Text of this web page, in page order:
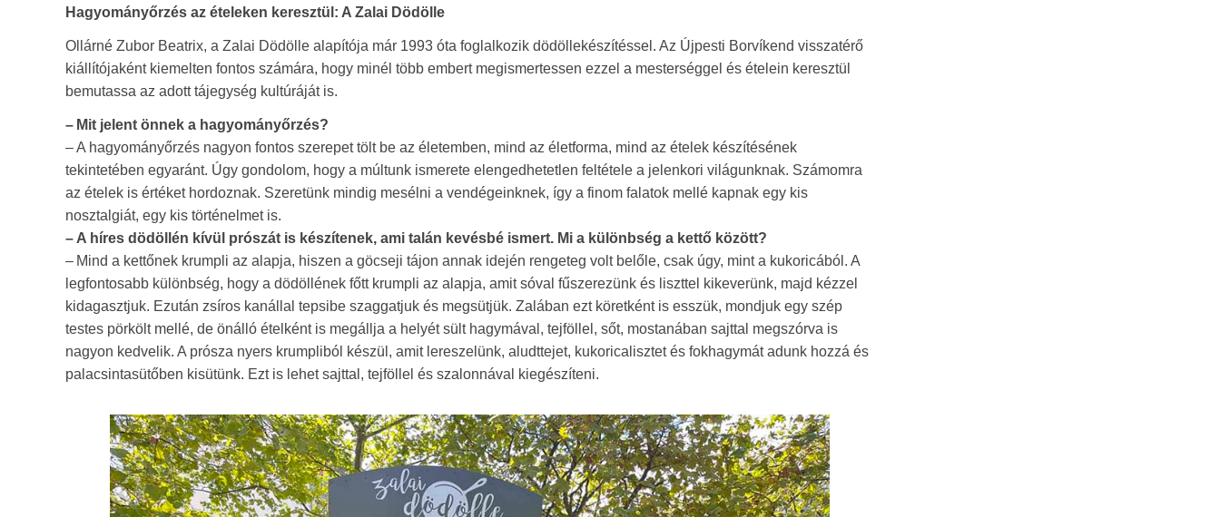
Hagyományőrzés az ételeken keresztül: A Zalai Dödölle
Ollárné Zubor Beatrix, a Zalai Dödölle alapítója már 1993 óta foglalkozik dödöllekészítéssel. Az Újpesti Borvíkend visszatérő
kiállítójaként kiemelten fontos számára, hogy minél több embert megismertessen ezzel a mesterséggel és ételein keresztül
bemutassa az adott tájegység kultúráját is.
– Mit jelent önnek a hagyományőrzés?
– A hagyományőrzés nagyon fontos szerepet tölt be az életemben, mind az életforma, mind az ételek készítésének
tekintetében egyaránt. Úgy gondolom, hogy a múltunk ismerete elengedhetetlen feltétele a jelenkori világunknak. Számomra
az ételek is értéket hordoznak. Szeretünk mindig mesélni a vendégeinknek, így a finom falatok mellé kapnak egy kis
nosztalgiát, egy kis történelmet is.
– A híres dödöllén kívül prószát is készítenek, ami talán kevésbé ismert. Mi a különbség a kettő között?
– Mind a kettőnek krumpli az alapja, hiszen a göcseji tájon annak idején rengeteg volt belőle, csak úgy, mint a kukoricából. A
legfontosabb különbség, hogy a dödöllének főtt krumpli az alapja, amit sóval fűszerezünk és liszttel kikeverünk, majd kézzel
kidagasztjuk. Ezután zsíros kanállal tepsibe szaggatjuk és megsütjük. Zalában ezt köretként is esszük, mondjuk egy szép
testes pörkölt mellé, de önálló ételként is megállja a helyét sült hagymával, tejföllel, sőt, mostanában sajttal megszórva is
nagyon kedvelik. A prósza nyers krumpliból készül, amit lereszelünk, aludttejet, kukoricalisztet és fokhagymát adunk hozzá és
palacsintasütőben kisütünk. Ezt is lehet sajttal, tejföllel és szalonnával kiegészíteni.